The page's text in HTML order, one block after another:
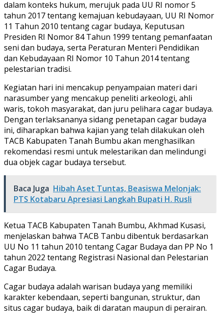
dalam konteks hukum, merujuk pada UU RI nomor 5
tahun 2017 tentang kemajuan kebudayaan, UU RI Nomor
11 Tahun 2010 tentang cagar budaya, Keputusan
Presiden RI Nomor 84 Tahun 1999 tentang pemanfaatan
seni dan budaya, serta Peraturan Menteri Pendidikan
dan Kebudayaan RI Nomor 10 Tahun 2014 tentang
pelestarian tradisi.
Kegiatan hari ini mencakup penyampaian materi dari
narasumber yang mencakup peneliti arkeologi, ahli
waris, tokoh masyarakat, dan juru pelihara cagar budaya.
Dengan terlaksananya sidang penetapan cagar budaya
ini, diharapkan bahwa kajian yang telah dilakukan oleh
TACB Kabupaten Tanah Bumbu akan menghasilkan
rekomendasi resmi untuk melestarikan dan melindungi
dua objek cagar budaya tersebut.
Baca Juga Hibah Aset Tuntas, Beasiswa Melonjak:
PTS Kotabaru Apresiasi Langkah Bupati H. Rusli
Ketua TACB Kabupaten Tanah Bumbu, Akhmad Kusasi,
menjelaskan bahwa TACB Tanbu dibentuk berdasarkan
UU No 11 tahun 2010 tentang Cagar Budaya dan PP No 1
tahun 2022 tentang Registrasi Nasional dan Pelestarian
Cagar Budaya.
Cagar budaya adalah warisan budaya yang memiliki
karakter kebendaan, seperti bangunan, struktur, dan
situs cagar budaya, baik di daratan maupun di perairan.